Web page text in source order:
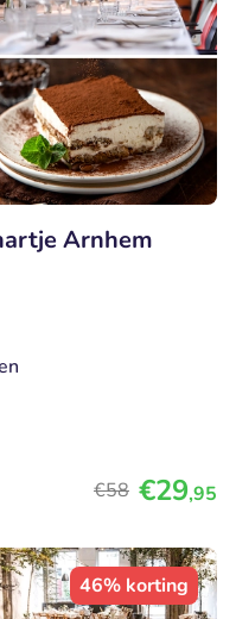
Arnhem
€58 €29,95
46% korting